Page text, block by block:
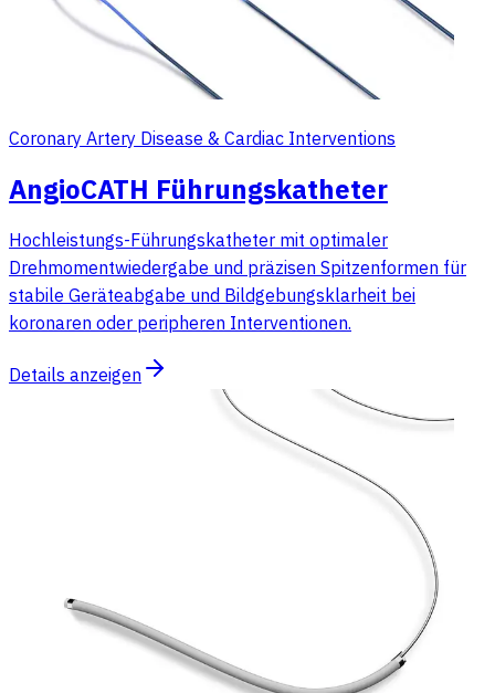
Coronary Artery Disease & Cardiac Interventions
AngioCATH Führungskatheter
Hochleistungs-Führungskatheter mit optimaler
Drehmomentwiedergabe und präzisen Spitzenformen für
stabile Geräteabgabe und Bildgebungsklarheit bei
koronaren oder peripheren Interventionen.
Details anzeigen